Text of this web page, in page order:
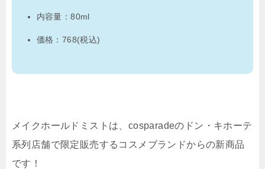
内容量：80ml
価格：768(税込)
メイクホールドミストは、cosparadeのドン・キホーテ
系列店舗で限定販売するコスメブランドからの新商品
です！